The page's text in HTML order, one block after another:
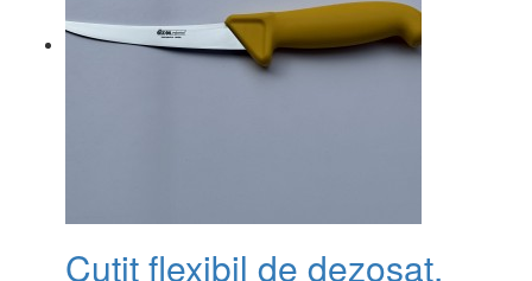
Cuțit flexibil de dezosat,